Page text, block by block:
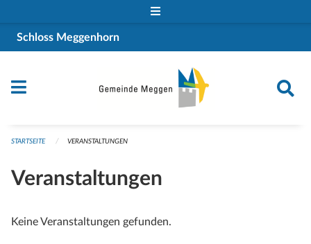
Schloss Meggenhorn
STARTSEITE VERANSTALTUNGEN
Veranstaltungen
Keine Veranstaltungen gefunden.